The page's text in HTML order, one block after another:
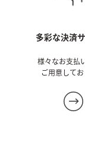
多彩な決済
様々なお支払
ご用意してお